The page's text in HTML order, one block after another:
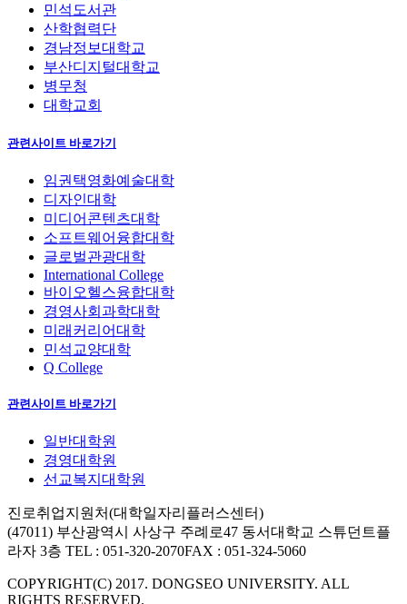
민석도서관
산학협력단
경남정보대학교
부산디지털대학교
병무청
대학교회
관련사이트 바로가기
임권택영화예술대학
디자인대학
미디어콘텐츠대학
소프트웨어융합대학
글로벌관광대학
International College
바이오헬스융합대학
경영사회과학대학
미래커리어대학
민석교양대학
Q College
관련사이트 바로가기
일반대학원
경영대학원
선교복지대학원
진로취업지원처(대학일자리플러스센터)
(47011) 부산광역시 사상구 주례로47 동서대학교 스튜던트플
라자 3층 TEL : 051-320-2070FAX : 051-324-5060
COPYRIGHT(C) 2017. DONGSEO UNIVERSITY. ALL
RIGHTS RESERVED.